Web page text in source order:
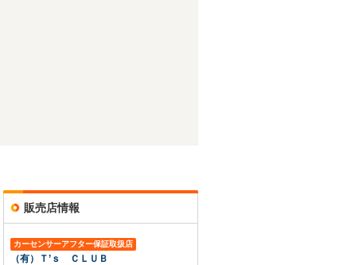
販売店情報
カーセンサーアフター保証取扱店
（有）Ｔ’ｓ ＣＬＵＢ